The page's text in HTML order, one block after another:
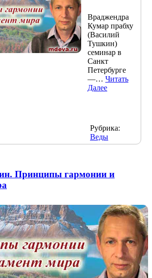
Враджендра
Кумар прабху
(Василий
Тушкин)
семинар в
Санкт
Петербурге
—… Читать
Далее
Рубрика:
Веды
Принципы гармонии и